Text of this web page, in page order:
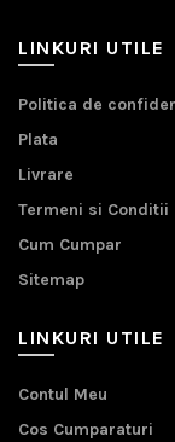
LINKURI UTILE
Politica de
Plata
Livrare
Termeni si Conditii
Cum Cumpar
Sitemap
LINKURI UTILE
Contul Meu
Cos Cumparaturi